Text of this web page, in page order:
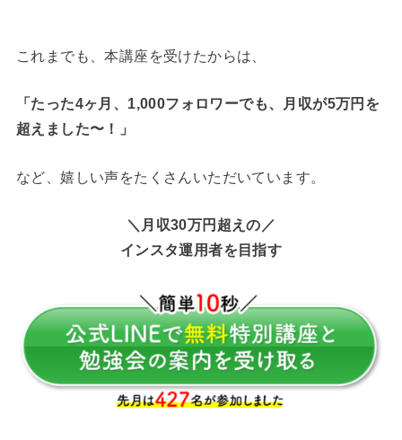
これまでも、本講座を受けたからは、
「たった4ヶ月、1,000フォロワーでも、月収が5万円を
超えました〜！
」
など、嬉しい声をたくさんいただいています。
＼月収30万円超えの／
インスタ運用者を目指す